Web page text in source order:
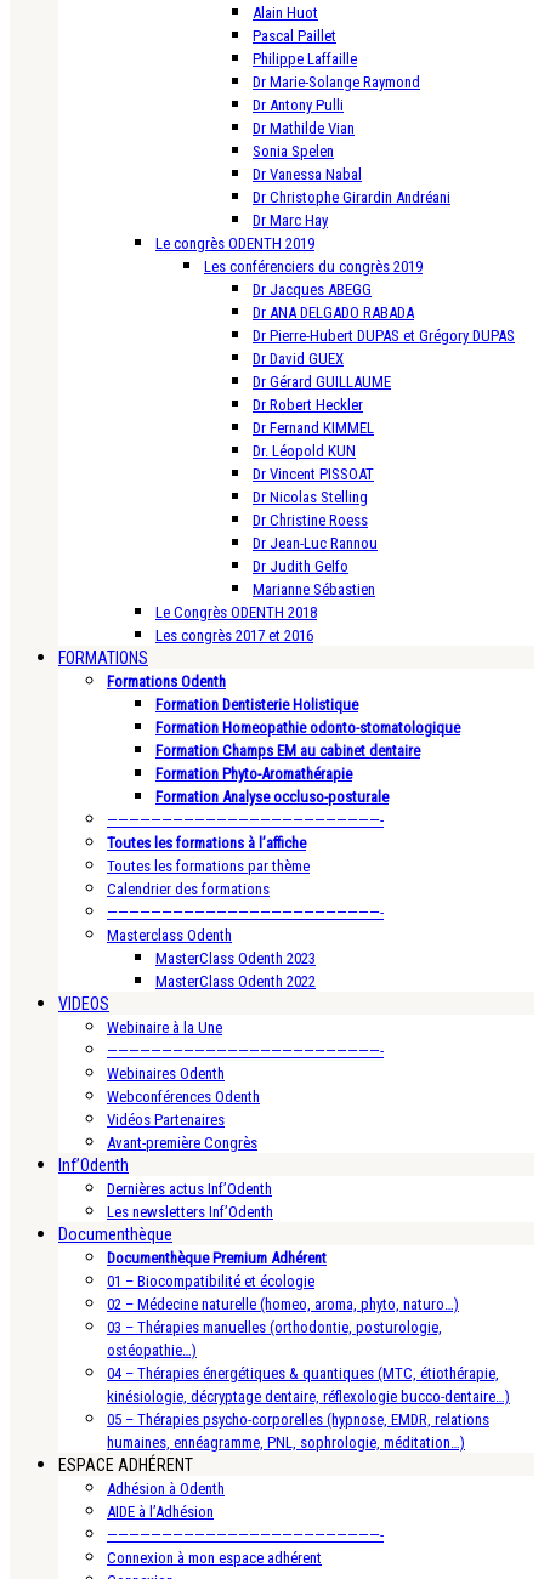
Alain Huot
Pascal Paillet
Philippe Laffaille
Dr Marie-Solange Raymond
Dr Antony Pulli
Dr Mathilde Vian
Sonia Spelen
Dr Vanessa Nabal
Dr Christophe Girardin Andréani
Dr Marc Hay
Le congrès ODENTH 2019
Les conférenciers du congrès 2019
Dr Jacques ABEGG
Dr ANA DELGADO RABADA
Dr Pierre-Hubert DUPAS et Grégory DUPAS
Dr David GUEX
Dr Gérard GUILLAUME
Dr Robert Heckler
Dr Fernand KIMMEL
Dr. Léopold KUN
Dr Vincent PISSOAT
Dr Nicolas Stelling
Dr Christine Roess
Dr Jean-Luc Rannou
Dr Judith Gelfo
Marianne Sébastien
Le Congrès ODENTH 2018
Les congrès 2017 et 2016
FORMATIONS
Formations Odenth
Formation Dentisterie Holistique
Formation Homeopathie odonto-stomatologique
Formation Champs EM au cabinet dentaire
Formation Phyto-Aromathérapie
Formation Analyse occluso-posturale
—————————————————————————-
Toutes les formations à l’affiche
Toutes les formations par thème
Calendrier des formations
—————————————————————————-
Masterclass Odenth
MasterClass Odenth 2023
MasterClass Odenth 2022
VIDEOS
Webinaire à la Une
—————————————————————————-
Webinaires Odenth
Webconférences Odenth
Vidéos Partenaires
Avant-première Congrès
Inf’Odenth
Dernières actus Inf’Odenth
Les newsletters Inf’Odenth
Documenthèque
Documenthèque Premium Adhérent
01 – Biocompatibilité et écologie
02 – Médecine naturelle (homeo, aroma, phyto, naturo…)
03 – Thérapies manuelles (orthodontie, posturologie,
ostéopathie…)
04 – Thérapies énergétiques & quantiques (MTC, étiothérapie,
kinésiologie, décryptage dentaire, réflexologie bucco-dentaire…)
05 – Thérapies psycho-corporelles (hypnose, EMDR, relations
humaines, ennéagramme, PNL, sophrologie, méditation…)
ESPACE ADHÉRENT
Adhésion à Odenth
AIDE à l’Adhésion
—————————————————————————-
Connexion à mon espace adhérent